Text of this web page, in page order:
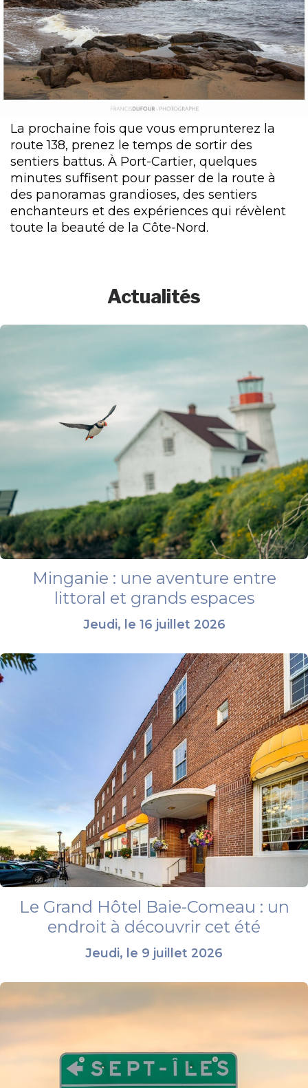
La prochaine fois que vous emprunterez la
route 138, prenez le temps de sortir des
sentiers battus. À Port-Cartier, quelques
minutes suffisent pour passer de la route à
des panoramas grandioses, des sentiers
enchanteurs et des expériences qui révèlent
toute la beauté de la Côte-Nord.
Actualités
Minganie : une aventure entre
littoral et grands espaces
Jeudi, le 16 juillet 2026
Le Grand Hôtel Baie-Comeau : un
endroit à découvrir cet été
Jeudi, le 9 juillet 2026